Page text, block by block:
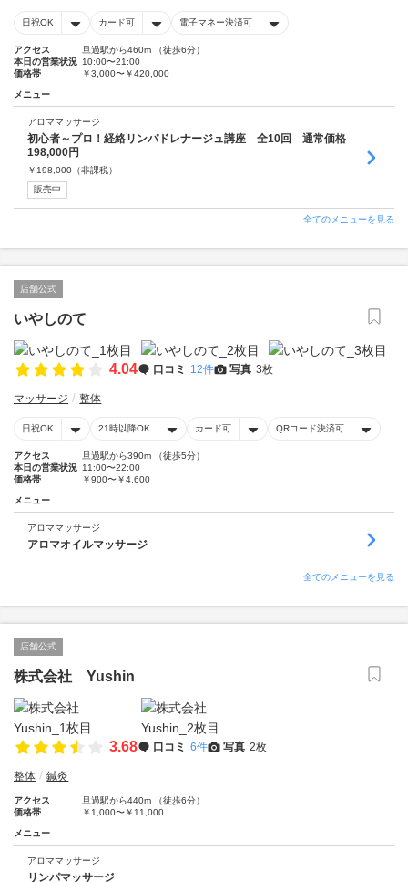
日祝OK カード可 電子マネー決済可
アクセス
旦過駅から460m （徒歩6分）
本日の営業状況 10:00〜21:00
価格帯
￥3,000〜￥420,000
メニュー
アロママッサージ
初心者～プロ！経絡リンパドレナージュ講座 全10回 通常価格
198,000円
￥ 198,000 （非課税）
販売中
全てのメニューを見る
店舗公式
いやしのて
4.04 口コミ 12件 写真 3枚
マッサージ 整体
日祝OK 21時以降OK カード可 QRコード決済可
アクセス
旦過駅から390m （徒歩5分）
本日の営業状況 11:00〜22:00
価格帯
￥900〜￥4,600
メニュー
アロママッサージ
アロマオイルマッサージ
全てのメニューを見る
店舗公式
株式会社 Yushin
3.68 口コミ 6件 写真 2枚
整体 鍼灸
アクセス
旦過駅から440m （徒歩6分）
価格帯
￥1,000〜￥11,000
メニュー
アロママッサージ
リンパマッサージ